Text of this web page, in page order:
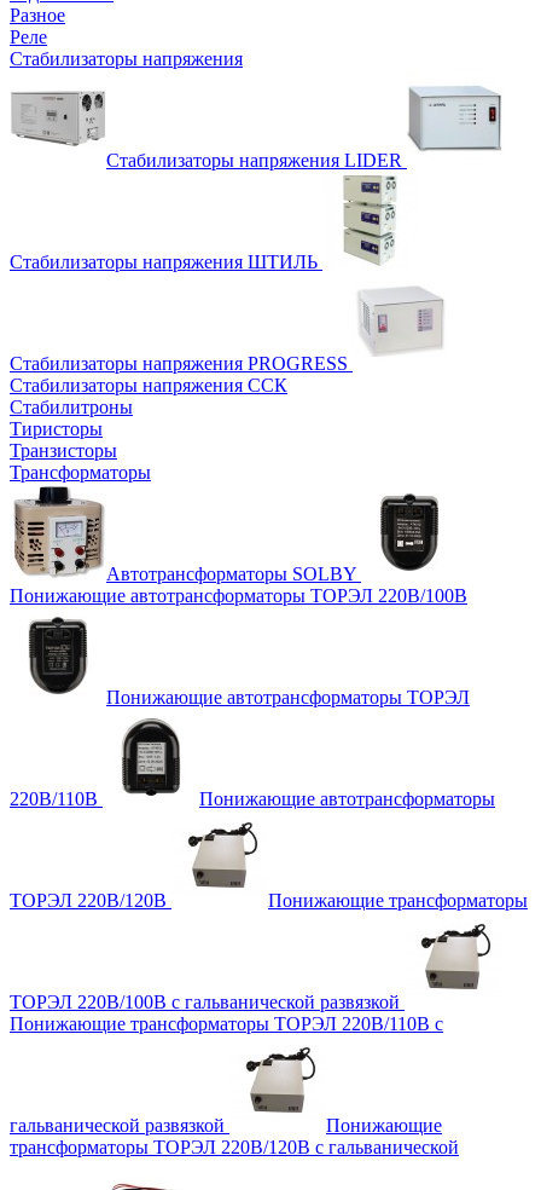
Разное
Реле
Стабилизаторы напряжения
Стабилизаторы напряжения LIDER
Стабилизаторы напряжения ШТИЛЬ
Стабилизаторы напряжения PROGRESS
Стабилизаторы напряжения ССК
Стабилитроны
Тиристоры
Транзисторы
Трансформаторы
Автотрансформаторы SOLBY
Понижающие автотрансформаторы ТОРЭЛ 220В/100В
Понижающие автотрансформаторы ТОРЭЛ
220В/110В Понижающие автотрансформаторы
ТОРЭЛ 220В/120В Понижающие трансформаторы
ТОРЭЛ 220В/100В с гальванической развязкой
Понижающие трансформаторы ТОРЭЛ 220В/110В с
гальванической развязкой
Понижающие
трансформаторы ТОРЭЛ 220В/120В с гальванической